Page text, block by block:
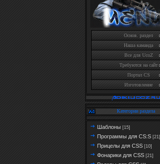
Основ. раздел
Наша каманда
Все для UcoZ
Требуются на сайт
Портал CS
Изготовление
Категории раздела
Шаблоны [15]
Программы для CS:S [21]
Прицелы для CSS [10]
Фонарики для CSS [21]